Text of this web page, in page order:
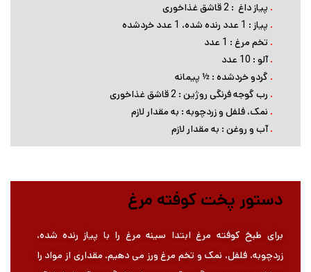
. پیاز داغ : 2 قاشق غذاخوری
. پیاز : 1 عدد رنده شده، 1 عدد خردشده
. تخم مرغ : 1 عدد
.آلو : 10 عدد
. گردو خردشده : ½ پیمانه
. رب گوجه فرنگی روژین : 2 قاشق غذاخوری
. نمک، فلفل و زردچوبه : به مقدار لازم
.آب و روغن : به مقدار لازم
دستور پخت کوفته مرغ
برای طبخ کوفته مرغ ابتدا سینه مرغ را با پیاز رنده شده،
زردچوبه، فلفل، نمک و تخم مرغ ورز می دهیم. مقداری از مواد را